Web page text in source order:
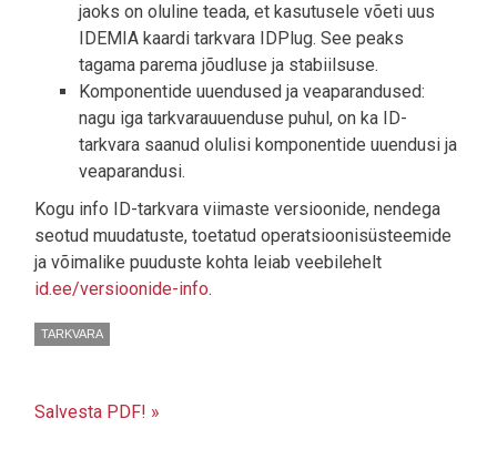
jaoks on oluline teada, et kasutusele võeti uus
IDEMIA kaardi tarkvara IDPlug. See peaks
tagama parema jõudluse ja stabiilsuse.
Komponentide uuendused ja veaparandused:
nagu iga tarkvarauuenduse puhul, on ka ID-
tarkvara saanud olulisi komponentide uuendusi ja
veaparandusi.
Kogu info ID-tarkvara viimaste versioonide, nendega
seotud muudatuste, toetatud operatsioonisüsteemide
ja võimalike puuduste kohta leiab veebilehelt
id.ee/versioonide-info.
TARKVARA
Salvesta PDF! »